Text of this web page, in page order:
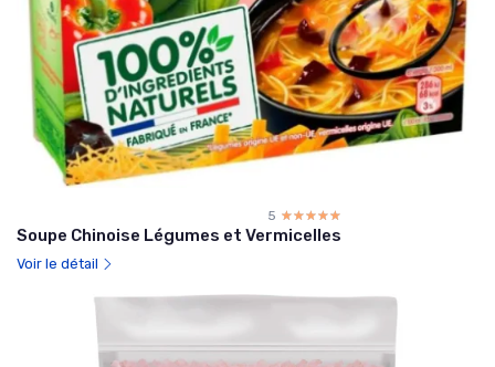
5 ☆☆☆☆☆
★★★★★
Soupe Chinoise Légumes et Vermicelles
Voir le détail